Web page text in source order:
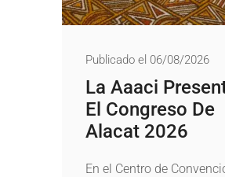
Publicado el 06/08/2026
La Aaaci
El Congreso De
Alacat 2026
En el Centro de